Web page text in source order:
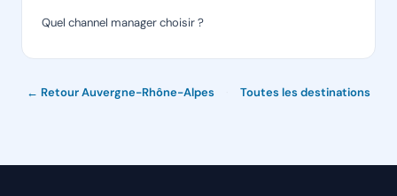
Quel channel manager choisir ?
← Retour Auvergne-Rhône-Alpes Toutes les destinations